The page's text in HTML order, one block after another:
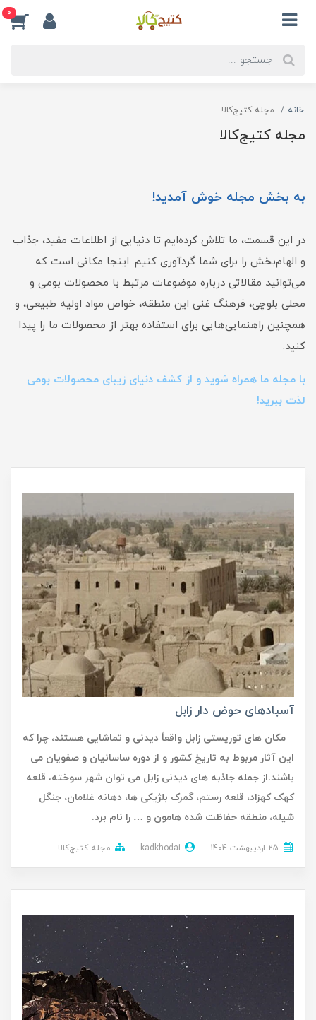
0
خانه مجله کتیج‌کالا
مجله کتیج‌کالا
به بخش مجله خوش آمدید!
در این قسمت، ما تلاش کرده‌ایم تا دنیایی از اطلاعات مفید، جذاب
و الهام‌بخش را برای شما گردآوری کنیم. اینجا مکانی است که
می‌توانید مقالاتی درباره موضوعات مرتبط با محصولات بومی و
محلی بلوچی، فرهنگ غنی این منطقه، خواص مواد اولیه طبیعی، و
همچنین راهنمایی‌هایی برای استفاده بهتر از محصولات ما را پیدا
کنید.
با مجله ما همراه شوید و از کشف دنیای زیبای محصولات بومی
لذت ببرید!
آسبادهای حوض دار زابل
مکان های توریستی زابل واقعاً دیدنی و تماشایی هستند، چرا که
این آثار مربوط به تاریخ کشور و از دوره ساسانیان و صفویان می
باشند.از جمله جاذبه های دیدنی زابل می توان شهر سوخته، قلعه
کهک کهزاد، قلعه رستم، گمرک بلژیکی ها، دهانه غلامان، جنگل
شیله، منطقه حفاظت شده هامون و … را نام برد.
kadkhodai مجله کتیج‌کالا